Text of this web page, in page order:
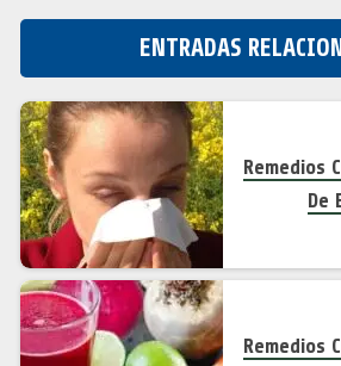
ENTRADAS
Remedios
De
Remedios